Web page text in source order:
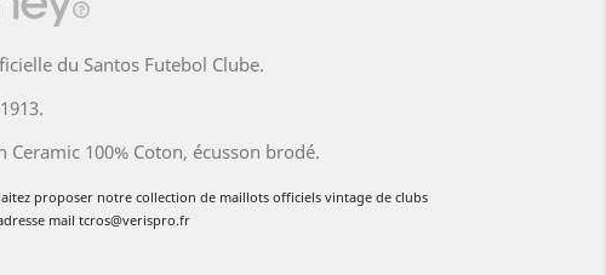
du Santos Futebol Clube.
100% Coton, écusson brodé.
proposer notre collection de maillots officiels vintage de clubs
mail tcros@verispro.fr